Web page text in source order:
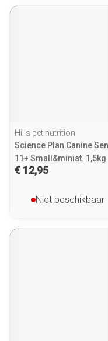
Hills pet nutrition
Science Plan Canine
11+ Small&miniat. 1,5kg
€ 12,95
Niet beschikbaar